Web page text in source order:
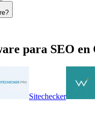
para SEO en
Sitechecker